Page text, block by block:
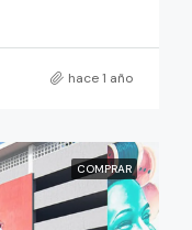
hace 1 año
COMPRAR